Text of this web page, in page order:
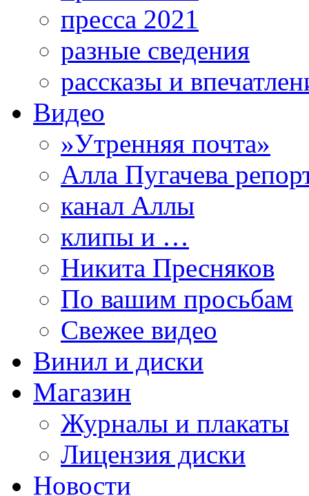
пресса 2021
разные сведения
рассказы и
Видео
»Утренняя почта»
Алла Пугачева
канал Аллы
клипы и …
Никита Пресняков
По вашим просьбам
Свежее видео
Винил и диски
Магазин
Журналы и плакаты
Лицензия диски
Новости